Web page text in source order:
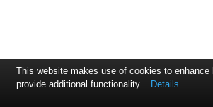
This website makes use of cookies to enhance
provide additional functionality.
Details